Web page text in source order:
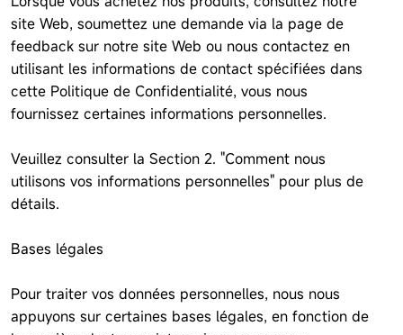
site Web, soumettez une demande via la page de
feedback sur notre site Web ou nous contactez en
utilisant les informations de contact spécifiées dans
cette Politique de Confidentialité, vous nous
fournissez certaines informations personnelles.
Veuillez consulter la Section 2. "Comment nous
utilisons vos informations personnelles" pour plus de
détails.
Bases légales
Pour traiter vos données personnelles, nous nous
appuyons sur certaines bases légales, en fonction de